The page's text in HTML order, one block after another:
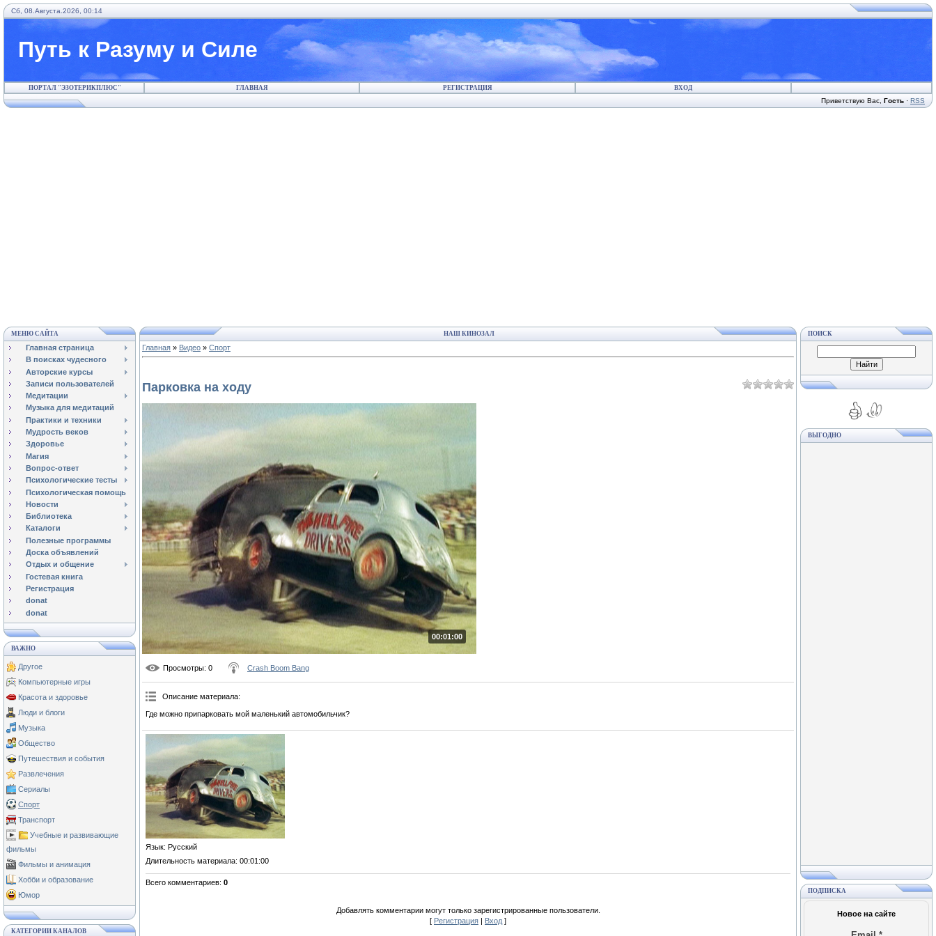
Сб, 08.Августа.2026, 00:14
Путь к Разуму и Силе
ПОРТАЛ "ЭЗОТЕРИКПЛЮС" ГЛАВНАЯ РЕГИСТРАЦИЯ ВХОД
Приветствую Вас Гость · RSS
МЕНЮ САЙТА
Главная страница
В поисках чудесного
Авторские курсы
Записи пользователей
Медитации
Музыка для медитаций
Практики и техники
Мудрость веков
Здоровье
Магия
Вопрос-ответ
Психологические тесты
Психологическая помощь
Новости
Библиотека
Каталоги
Полезные программы
Доска объявлений
Отдых и общение
Гостевая книга
Регистрация
donat
donat
ВАЖНО
Другое
Компьютерные игры
Красота и здоровье
Люди и блоги
Музыка
Общество
Путешествия и события
Развлечения
Сериалы
Спорт
Транспорт
Учебные и развивающие
фильмы
Фильмы и анимация
Хобби и образование
Юмор
КАТЕГОРИИ КАНАЛОВ
НАШ КИНОЗАЛ
Главная » Видео » Спорт
Парковка на ходу
00:01:00
Просмотры: 0 Crash Boom Bang
Описание материала:
Где можно припарковать мой маленький автомобильчик?
Язык: Русский
Длительность материала: 00:01:00
Всего комментариев: 0
Добавлять комментарии могут только зарегистрированные пользователи.
[ Регистрация | Вход ]
ПОИСК
ВЫГОДНО
ПОДПИСКА
Новое на сайте